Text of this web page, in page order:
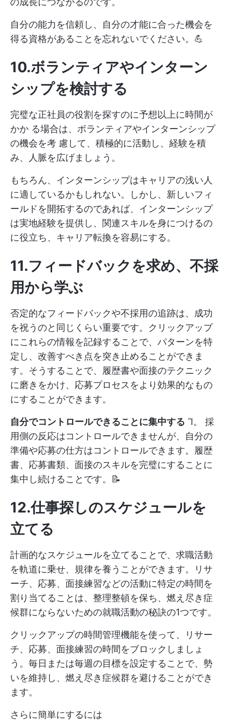
自分の能力を信頼し、自分の才能に合った機会を
得る資格があることを忘れないでください。💪
10.ボランティアやインターン
シップを検討する
完璧な正社員の役割を探すのに予想以上に時間が
かか る場合は、ボランティアやインターンシップ
の機会を考 慮して、積極的に活動し、経験を積
み、人脈を広げましょう。
もちろん、インターンシップはキャリアの浅い人
に適しているかもしれない。しかし、新しいフィ
ールドを開拓するのであれば、インターンシップ
は実地経験を提供し、関連スキルを身につけるの
に役立ち、キャリア転換を容易にする。
11.フィードバックを求め、不採
用から学ぶ
否定的なフィードバックや不採用の追跡は、成功
を祝うのと同じくらい重要です。クリックアップ
にこれらの情報を記録することで、パターンを特
定し、改善すべき点を突き止めることができま
す。そうすることで、履歴書や面接のテクニック
に磨きをかけ、応募プロセスをより効果的なもの
にすることができます。
自分でコントロールできることに集中する Ἲ。 採
用側の反応はコントロールできませんが、自分の
準備や応募の仕方はコントロールできます。履歴
書、応募書類、面接のスキルを完璧にすることに
集中し続けることです。📝
12.仕事探しのスケジュールを
立てる
計画的なスケジュールを立てることで、求職活動
を軌道に乗せ、規律を養うことができます。リサ
ーチ、応募、面接練習などの活動に特定の時間を
割り当てることは、整理整頓を保ち、燃え尽き症
候群にならないための就職活動の秘訣の1つです。
クリックアップの時間管理機能を使って、リサー
チ、応募、面接練習の時間をブロックしましょ
う。毎日または毎週の目標を設定することで、勢
いを維持し、燃え尽き症候群を避けることができ
ます。
さらに簡単にするには